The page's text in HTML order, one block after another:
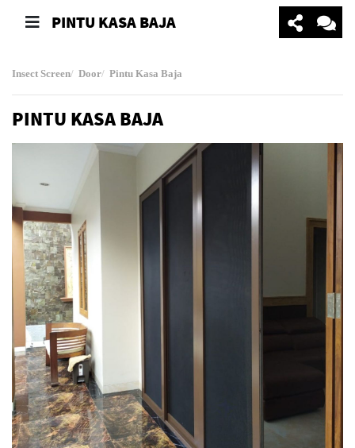
PINTU KASA BAJA
Insect Screen Door Pintu Kasa Baja
PINTU KASA BAJA